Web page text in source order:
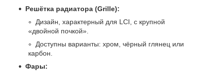
Решётка радиатора (Grille):
Дизайн, характерный для LCI, с крупной
«двойной почкой».
Доступны варианты: хром, чёрный глянец или
карбон.
Фары: